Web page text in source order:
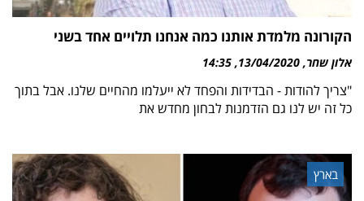
הקורונה מלמדת אותנו כמה אנחנו תלויים אחד בשני
אלון שחר 13/04/2020
14:35
"צריך להודות - הבדידות והפחד לא ייעלמו מהחיים שלנו. אבל בתוך
כל זה יש לנו גם הזדמנות לבחון מחדש את
בארץ